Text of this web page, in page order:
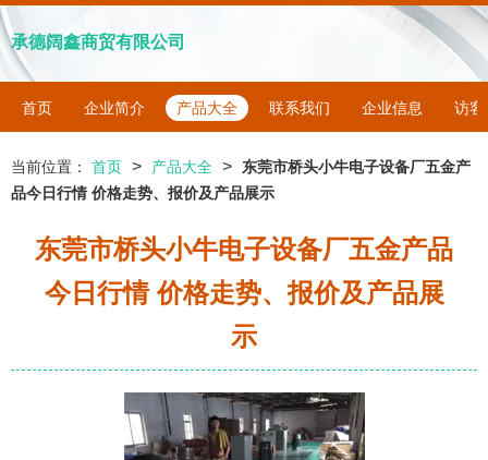
承德阔鑫商贸有限公司
首页 企业简介 产品大全 联系我们 企业信息 访客
当前位置： 首页 > 产品大全 >
东莞市桥头小牛电子设备厂五金产
品今日行情 价格走势、报价及产品展示
东莞市桥头小牛电子设备厂五金产品
今日行情 价格走势、报价及产品展
示